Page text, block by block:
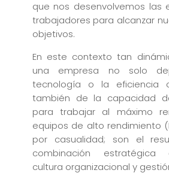
que nos desenvolvemos las
trabajadores para alcanzar
objetivos.
En este contexto tan
una empresa no solo
tecnología o la eficiencia
también de la capacidad
para trabajar al máximo
equipos de alto rendimiento
por casualidad; son el
combinación estratégica
cultura organizacional y